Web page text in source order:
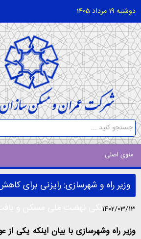
دوشنبه 19 مرداد 1405
منوی اصلی
وزیر راه و شهرسازی: رایزنی برای
بانکی نهضت ملی مسکن و1402/03/13
وزیر راه وشهرسازی با بیان اینکه یکی